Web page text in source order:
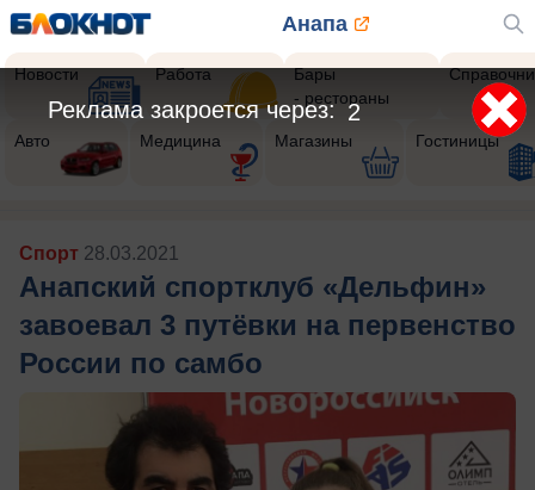
Анапа
Новости Работа
Бары
- рестораны
Авто Медицина Магазины Гостиницы
Спорт 28.03.2021
Анапский спортклуб «Дельфин»
завоевал 3 путёвки на первенство
России по самбо